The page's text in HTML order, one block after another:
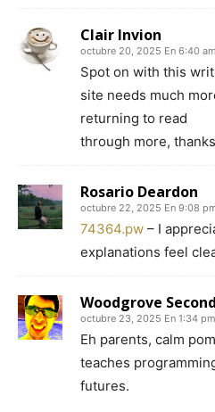
Clair Invion
octubre 20, 2025 En 6:40 am
Spot on with this
site needs much
returning to read
through more,
Rosario Deardon
octubre 22, 2025 En 9:08
74364.pw – I
explanations feel
Woodgrove
octubre 23, 2025 En 1:34 pm
Eh parents, calm
teaches
futures.